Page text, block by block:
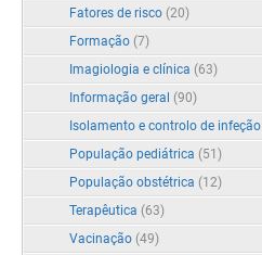
Fatores de risco (20)
Formação (7)
Imagiologia e clínica (63)
Informação geral (90)
Isolamento e controlo de infeção
População pediátrica (51)
População obstétrica (12)
Terapêutica (63)
Vacinação (49)